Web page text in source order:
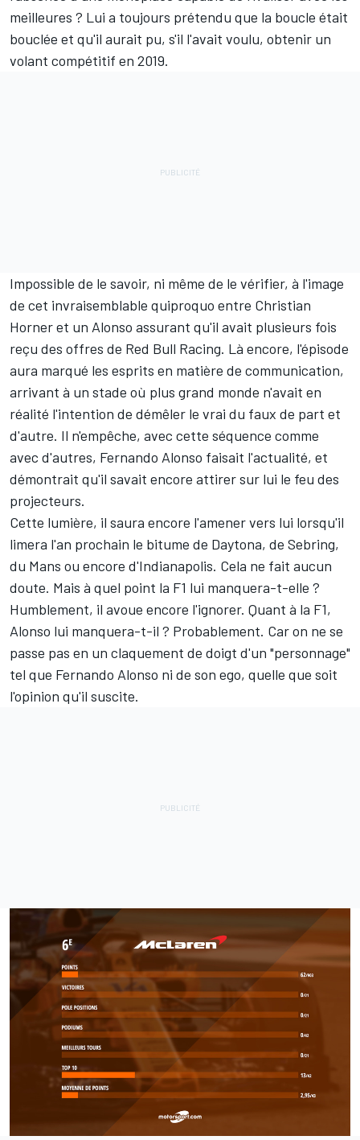
meilleures ? Lui a toujours prétendu que la boucle était
bouclée et qu'il aurait pu, s'il l'avait voulu, obtenir un
volant compétitif en 2019.
Impossible de le savoir, ni même de le vérifier, à l'image
de cet invraisemblable quiproquo entre Christian
Horner et un Alonso assurant qu'il avait plusieurs fois
reçu des offres de Red Bull Racing. Là encore, l'épisode
aura marqué les esprits en matière de communication,
arrivant à un stade où plus grand monde n'avait en
réalité l'intention de démêler le vrai du faux de part et
d'autre. Il n'empêche, avec cette séquence comme
avec d'autres, Fernando Alonso faisait l'actualité, et
démontrait qu'il savait encore attirer sur lui le feu des
projecteurs.
Cette lumière, il saura encore l'amener vers lui lorsqu'il
limera l'an prochain le bitume de Daytona, de Sebring,
du Mans ou encore d'Indianapolis. Cela ne fait aucun
doute. Mais à quel point la F1 lui manquera-t-elle ?
Humblement, il avoue encore l'ignorer. Quant à la F1,
Alonso lui manquera-t-il ? Probablement. Car on ne se
passe pas en un claquement de doigt d'un "personnage"
tel que Fernando Alonso ni de son ego, quelle que soit
l'opinion qu'il suscite.